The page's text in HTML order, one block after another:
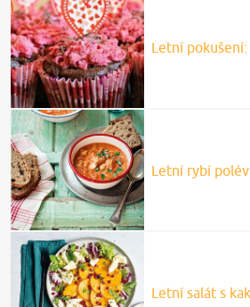
Letní
Letní rybí
Letní salát s